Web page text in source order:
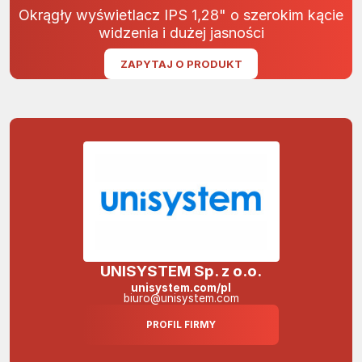
Okrągły wyświetlacz IPS 1,28" o szerokim kącie
widzenia i dużej jasności
ZAPYTAJ O PRODUKT
UNISYSTEM Sp. z o.o.
unisystem.com/pl
biuro@unisystem.com
PROFIL FIRMY